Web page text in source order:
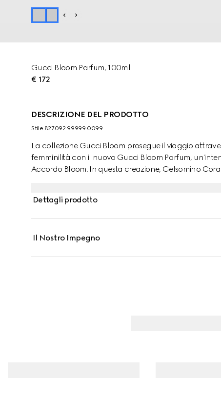
Gucci Bloom Parfum, 100ml
€ 172
DESCRIZIONE DEL PRODOTTO
Stile ‎827092 99999 0099
La collezione Gucci Bloom prosegue il viaggio
femminilità con il nuovo Gucci Bloom Parfum,
Accordo Bloom. In questa creazione, Gelsomino
L'incontro di questi elementi crea un perfetto
Dettagli prodotto
Il Nostro Impegno